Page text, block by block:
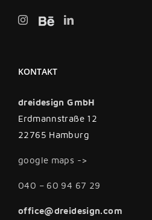
KONTAKT
dreidesign GmbH
Erdmannstraße 12
22765 Hamburg
google maps ->
040 – 60 94 67 29
office@dreidesign.com